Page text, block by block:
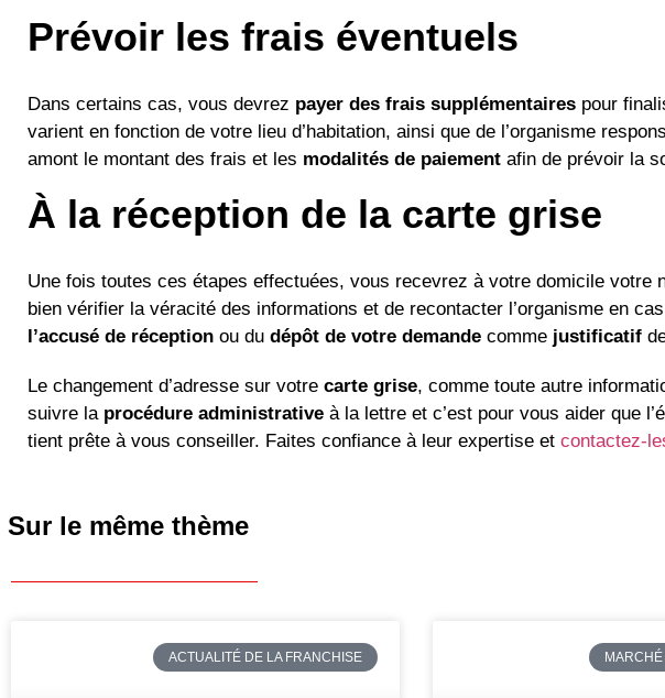
Prévoir les frais éventuels
Dans certains cas, vous devrez payer des frais supplémentaires pour
varient en fonction de votre lieu d’habitation, ainsi que de l’organisme
amont le montant des frais et les modalités de paiement afin de prévoir la
À la réception de la carte grise
Une fois toutes ces étapes effectuées, vous recevrez à votre domicile votre
bien vérifier la véracité des informations et de recontacter l’organisme en
l’accusé de réception ou du dépôt de votre demande comme justificatif
Le changement d’adresse sur votre carte grise, comme toute autre
suivre la procédure administrative à la lettre et c’est pour vous aider que
tient prête à vous conseiller. Faites confiance à leur expertise et contactez-
Sur le même thème
ACTUALITÉ DE LA FRANCHISE